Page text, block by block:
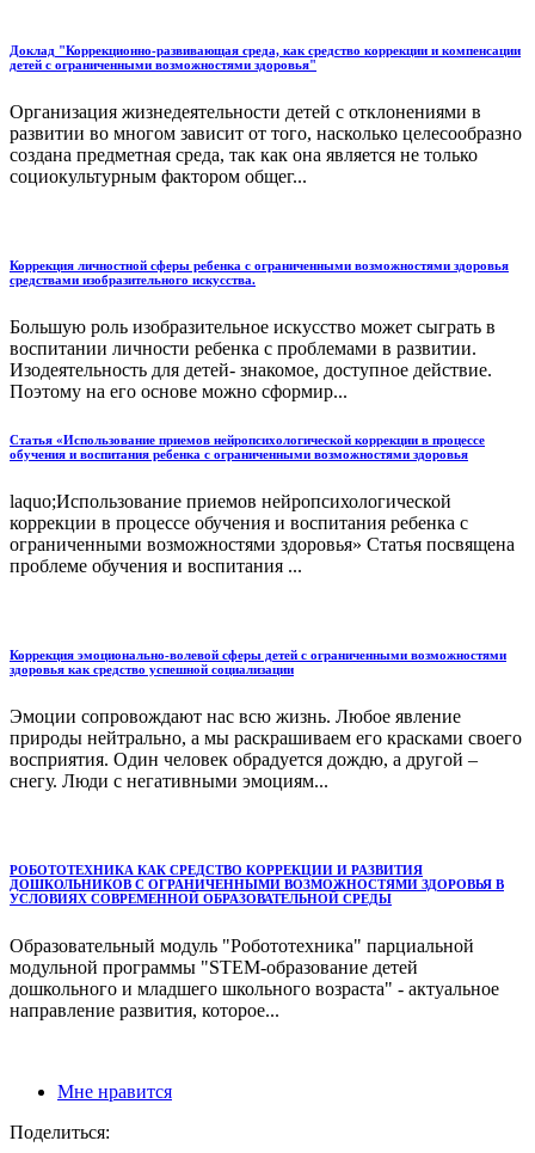
Доклад "Коррекционно-развивающая среда, как средство коррекции и компенсации
детей с ограниченными возможностями здоровья"
Организация жизнедеятельности детей с отклонениями в
развитии во многом зависит от того, насколько целесообразно
создана предметная среда, так как она является не только
социокультурным фактором общег...
Коррекция личностной сферы ребенка с ограниченными возможностями здоровья
средствами изобразительного искусства.
Большую роль изобразительное искусство может сыграть в
воспитании личности ребенка с проблемами в развитии.
Изодеятельность для детей- знакомое, доступное действие.
Поэтому на его основе можно сформир...
Статья «Использование приемов нейропсихологической коррекции в процессе
обучения и воспитания ребенка с ограниченными возможностями здоровья
laquo;Использование приемов нейропсихологической
коррекции в процессе обучения и воспитания ребенка с
ограниченными возможностями здоровья» Статья посвящена
проблеме обучения и воспитания ...
Коррекция эмоционально-волевой сферы детей с ограниченными возможностями
здоровья как средство успешной социализации
Эмоции сопровождают нас всю жизнь. Любое явление
природы нейтрально, а мы раскрашиваем его красками своего
восприятия. Один человек обрадуется дождю, а другой –
снегу. Люди с негативными эмоциям...
РОБОТОТЕХНИКА КАК СРЕДСТВО КОРРЕКЦИИ И РАЗВИТИЯ
ДОШКОЛЬНИКОВ С ОГРАНИЧЕННЫМИ ВОЗМОЖНОСТЯМИ ЗДОРОВЬЯ В
УСЛОВИЯХ СОВРЕМЕННОЙ ОБРАЗОВАТЕЛЬНОЙ СРЕДЫ
Образовательный модуль "Робототехника" парциальной
модульной программы "STEM-образование детей
дошкольного и младшего школьного возраста" - актуальное
направление развития, которое...
Мне нравится
Поделиться: